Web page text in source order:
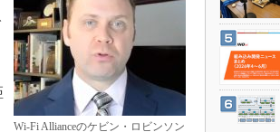
ストリー4.0
ーション
ッグデータ
インジャパン
Wi-Fi Allianceのケビン・ロビンソン